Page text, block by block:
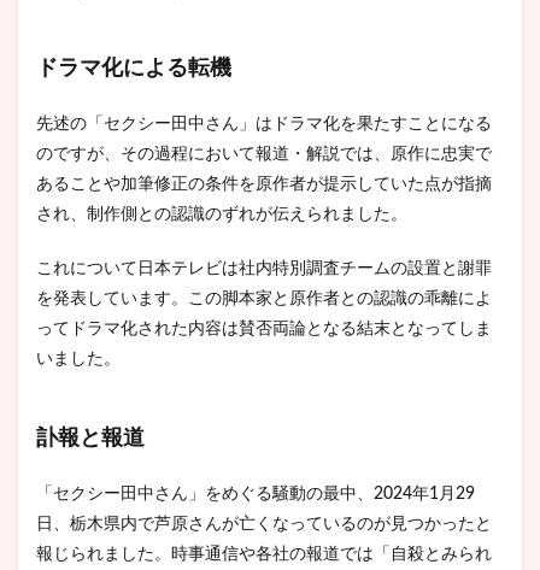
ドラマ化による転機
先述の「セクシー田中さん」はドラマ化を果たすことになる
のですが、その過程において報道・解説では、原作に忠実で
あることや加筆修正の条件を原作者が提示していた点が指摘
され、制作側との認識のずれが伝えられました。
これについて日本テレビは社内特別調査チームの設置と謝罪
を発表しています。この脚本家と原作者との認識の乖離によ
ってドラマ化された内容は賛否両論となる結末となってしま
いました。
訃報と報道
「セクシー田中さん」をめぐる騒動の最中、2024年1月29
日、栃木県内で芦原さんが亡くなっているのが見つかったと
報じられました。時事通信や各社の報道では「自殺とみられ